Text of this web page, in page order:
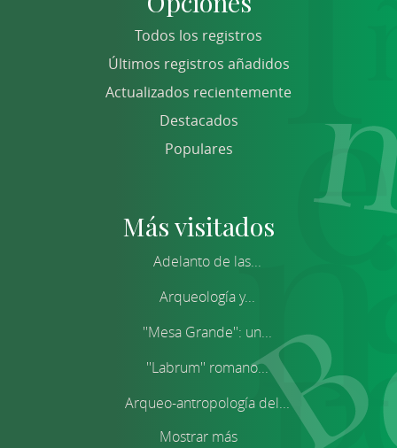
Todos los registros
Últimos registros añadidos
Actualizados recientemente
Destacados
Populares
Más visitados
Adelanto de las...
Arqueología y...
''Mesa Grande'': un...
''Labrum'' romano...
Arqueo-antropología del...
Mostrar más